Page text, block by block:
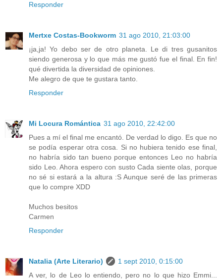
Responder
Mertxe Costas-Bookworm 31 ago 2010, 21:03:00
¡ja,ja! Yo debo ser de otro planeta. Le di tres gusanitos
siendo generosa y lo que más me gustó fue el final. En fin!
qué divertida la diversidad de opiniones.
Me alegro de que te gustara tanto.
Responder
Mi Locura Romántica 31 ago 2010, 22:42:00
Pues a mí el final me encantó. De verdad lo digo. Es que no
se podía esperar otra cosa. Si no hubiera tenido ese final,
no habría sido tan bueno porque entonces Leo no habría
sido Leo. Ahora espero con susto Cada siente olas, porque
no sé si estará a la altura :S Aunque seré de las primeras
que lo compre XDD
Muchos besitos
Carmen
Responder
Natalia (Arte Literario)
1 sept 2010, 0:15:00
A ver, lo de Leo lo entiendo, pero no lo que hizo Emmi...